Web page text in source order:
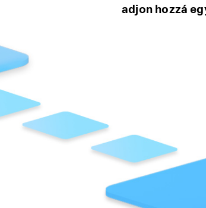
adjon hozzá